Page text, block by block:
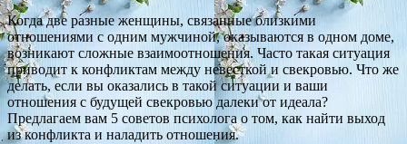
Когда две разные женщины, связанные близкими
отношениями с одним мужчиной, оказываются в одном доме,
возникают сложные взаимоотношения. Часто такая ситуация
приводит к конфликтам между невесткой и свекровью. Что же
делать, если вы оказались в такой ситуации и ваши
отношения с будущей свекровью далеки от идеала?
Предлагаем вам 5 советов психолога о том, как найти выход
из конфликта и наладить отношения.